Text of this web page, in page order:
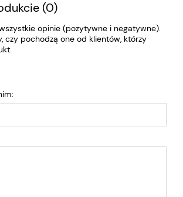
(0)
opinie (pozytywne i negatywne).
czy pochodzą one od klientów, którzy